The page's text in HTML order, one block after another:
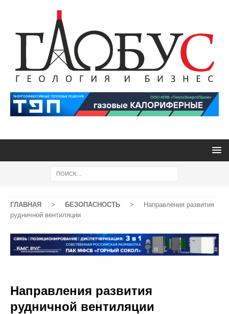
ГЛАВНАЯ > БЕЗОПАСНОСТЬ >
Направления развития
рудничной вентиляции
Направления развития
рудничной вентиляции